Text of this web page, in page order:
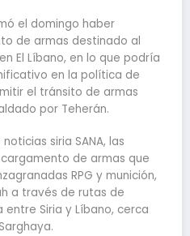
el domingo haber
de armas destinado al
El Líbano, en lo que podría
en la política de
el tránsito de armas
por Teherán.
siria SANA, las
de armas que
RPG y munición,
a través de rutas de
Siria y Líbano, cerca